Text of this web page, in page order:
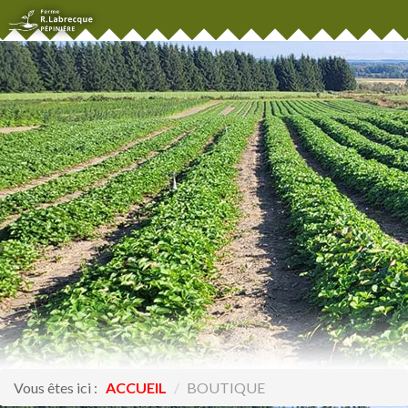
Vous êtes ici : ACCUEIL / BOUTIQUE